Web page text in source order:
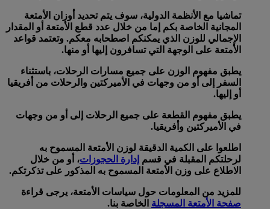
تماشيا مع الأنظمة الدولية، سوف يتم تحديد أوزان الأمتعة
المجانية الخاصة بكم إما من خلال عدد قطع الأمتعة أو المقدار
الإجمالي للوزن الذي يمكنكم اصطحابه معكم. وتعتمد قواعد
الأمتعة على الوجهة التي تسافرون إليها أو منها.
يطبق مفهوم الوزن على جميع مسارات الرحلات، باستثناء
السفر إلى أو من وجهات في الأميركتين والرحلات من أفريقيا
أو إليها.
يطبق مفهوم القطعة على جميع الرحلات إلى أو من وجهات
في الأميركتين وأفريقيا.
اطلعوا على الكمية الدقيقة لوزن الأمتعة المسموح به
لرحلتكم المقبلة في قسم إدارة الحجوزات، أو من خلال
الاطلاع على وزن الأمتعة المسموح به المذكور على تذكرتكم.
للمزيد من المعلومات حول سياسات الأمتعة، يرجى قراءة
صفحة الأمتعة المسجلة الخاصة بنا.